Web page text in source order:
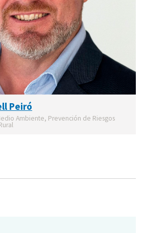
Peiró
Ambiente, Prevención de Riesgos